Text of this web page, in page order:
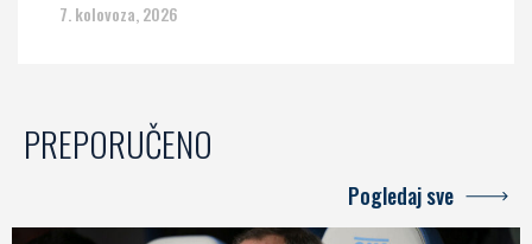
7. kolovoza, 2026
PREPORUČENO
Pogledaj sve